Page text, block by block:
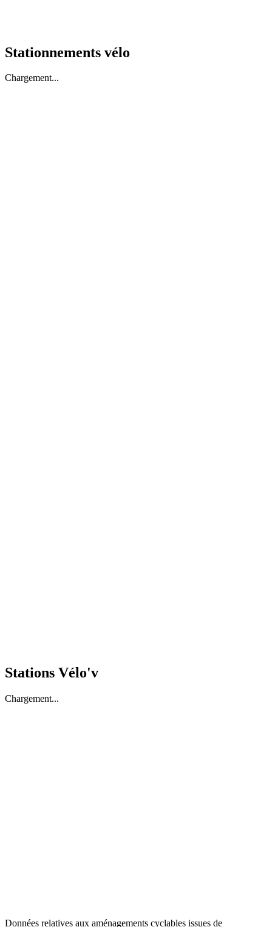
Stationnements vélo
Chargement...
Stations Vélo'v
Chargement...
Données relatives aux aménagements cyclables issues de